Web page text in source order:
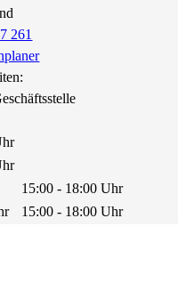
261
15:00 - 18:00 Uhr
15:00 - 18:00 Uhr